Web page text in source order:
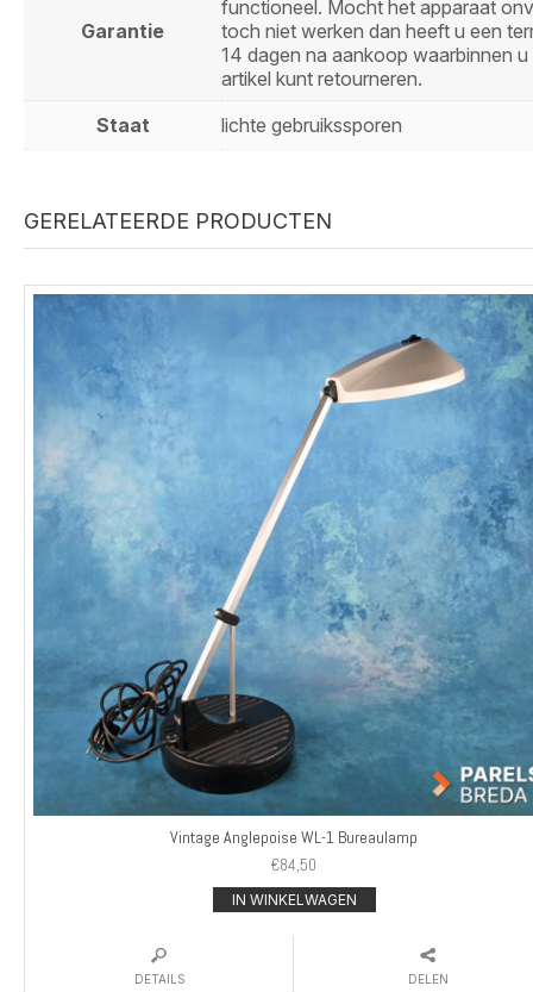
Garantie
functioneel. Mocht het apparaat
toch niet werken dan heeft u een
14 dagen na aankoop waarbinnen u
artikel kunt retourneren.
Staat
lichte gebruikssporen
GERELATEERDE PRODUCTEN
Vintage Anglepoise WL-1 Bureaulamp
€84,50
IN WINKELWAGEN
DETAILS DELEN